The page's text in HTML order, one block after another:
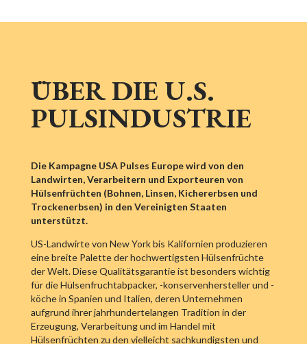
ÜBER DIE U.S.
PULSINDUSTRIE
Die Kampagne USA Pulses Europe wird von den
Landwirten, Verarbeitern und Exporteuren von
Hülsenfrüchten (Bohnen, Linsen, Kichererbsen und
Trockenerbsen) in den Vereinigten Staaten
unterstützt.
US-Landwirte von New York bis Kalifornien produzieren
eine breite Palette der hochwertigsten Hülsenfrüchte
der Welt. Diese Qualitätsgarantie ist besonders wichtig
für die Hülsenfruchtabpacker, -konservenhersteller und -
köche in Spanien und Italien, deren Unternehmen
aufgrund ihrer jahrhundertelangen Tradition in der
Erzeugung, Verarbeitung und im Handel mit
Hülsenfrüchten zu den vielleicht sachkundigsten und